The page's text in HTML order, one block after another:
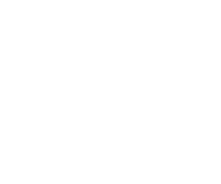
zuständige Behörde
Erlaubnis nicht erteilt